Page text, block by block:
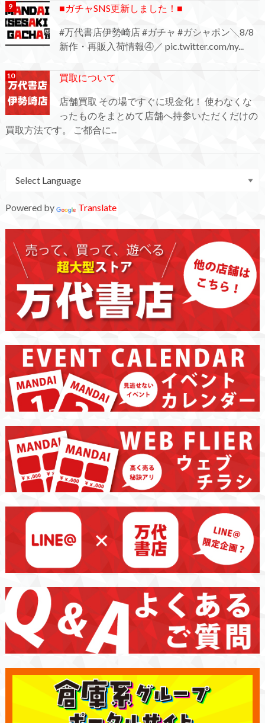
■ガチャSNS更新しました！■
#万代書店伊勢崎店 #ガチャ #ガシャポン╲8/8
新作・再販入荷情報④／ pic.twitter.com/ny...
買取について
店舗買取 その場ですぐに現金化！ 使わなくな
ったものをまとめて店舗へ持参いただくだけの
買取方法です。 ご都合に...
Powered by Translate